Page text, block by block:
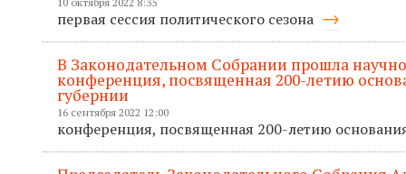
первая сессия политического сезона
В Законодательном Собрании прошла
конференция, посвященная 200-летию
губернии
16 сентября 2022 12:00
конференция, посвященная 200-летию